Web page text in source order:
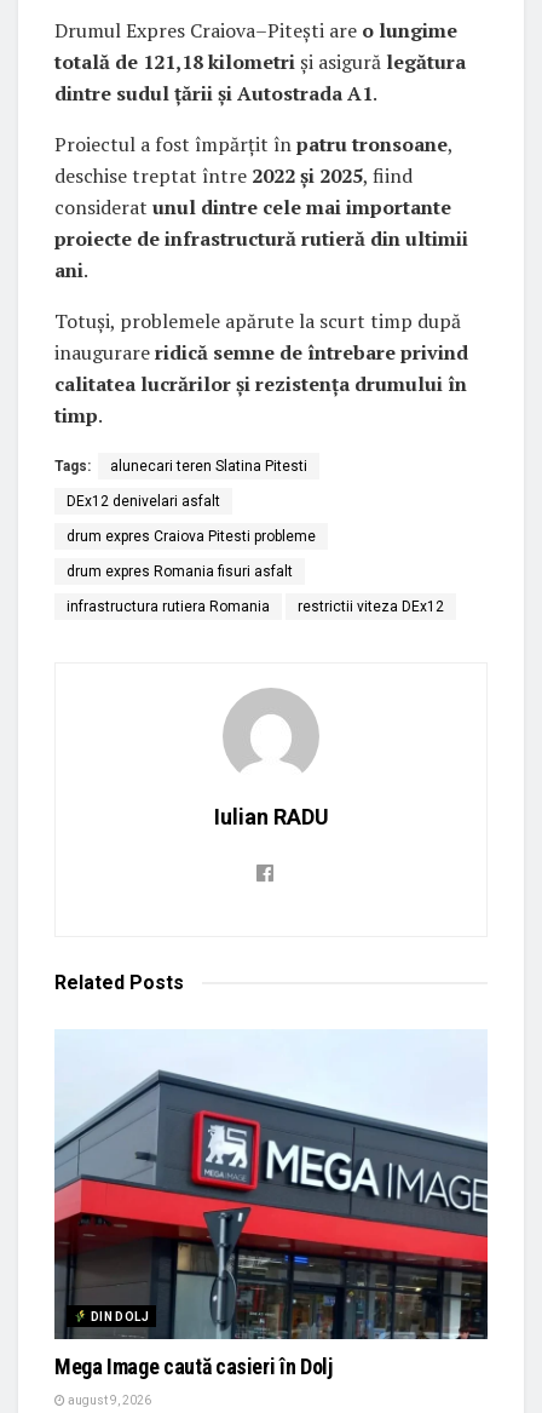
Drumul Expres Craiova–Pitești are o lungime
totală de 121,18 kilometriși asigură legătura
dintre sudul țării și Autostrada A1.
Proiectul a fost împărțit înpatru tronsoane,
deschise treptat între 2022 și 2025, fiind
considerat unul dintre cele mai importante
proiecte de infrastructură rutieră din ultimii
ani.
Totuși, problemele apărute la scurt timp după
inaugurareridică semne de întrebare privind
calitatea lucrărilor și rezistența drumului în
timp.
Tags: alunecari teren Slatina Pitesti
DEx12 denivelari asfalt
drum expres Craiova Pitesti probleme
drum expres Romania fisuri asfalt
infrastructura rutiera Romania restrictii viteza DEx12
Iulian RADU
Related Posts
DIN DOLJ
Mega Image caută casieri în Dolj
august 9, 2026